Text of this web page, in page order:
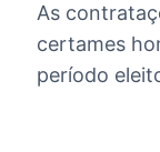
As
certames
período